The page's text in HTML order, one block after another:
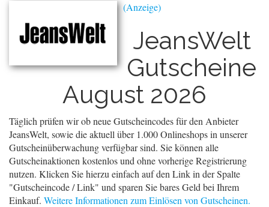
JeansWelt
Gutscheine
August 2026
Täglich prüfen wir ob neue Gutscheincodes für den Anbieter
JeansWelt, sowie die aktuell über 1.000 Onlineshops in unserer
Gutscheinüberwachung verfügbar sind. Sie können alle
Gutscheinaktionen kostenlos und ohne vorherige Registrierung
nutzen. Klicken Sie hierzu einfach auf den Link in der Spalte
"Gutscheincode / Link" und sparen Sie bares Geld bei Ihrem
Einkauf. Weitere Informationen zum Einlösen von Gutscheinen.